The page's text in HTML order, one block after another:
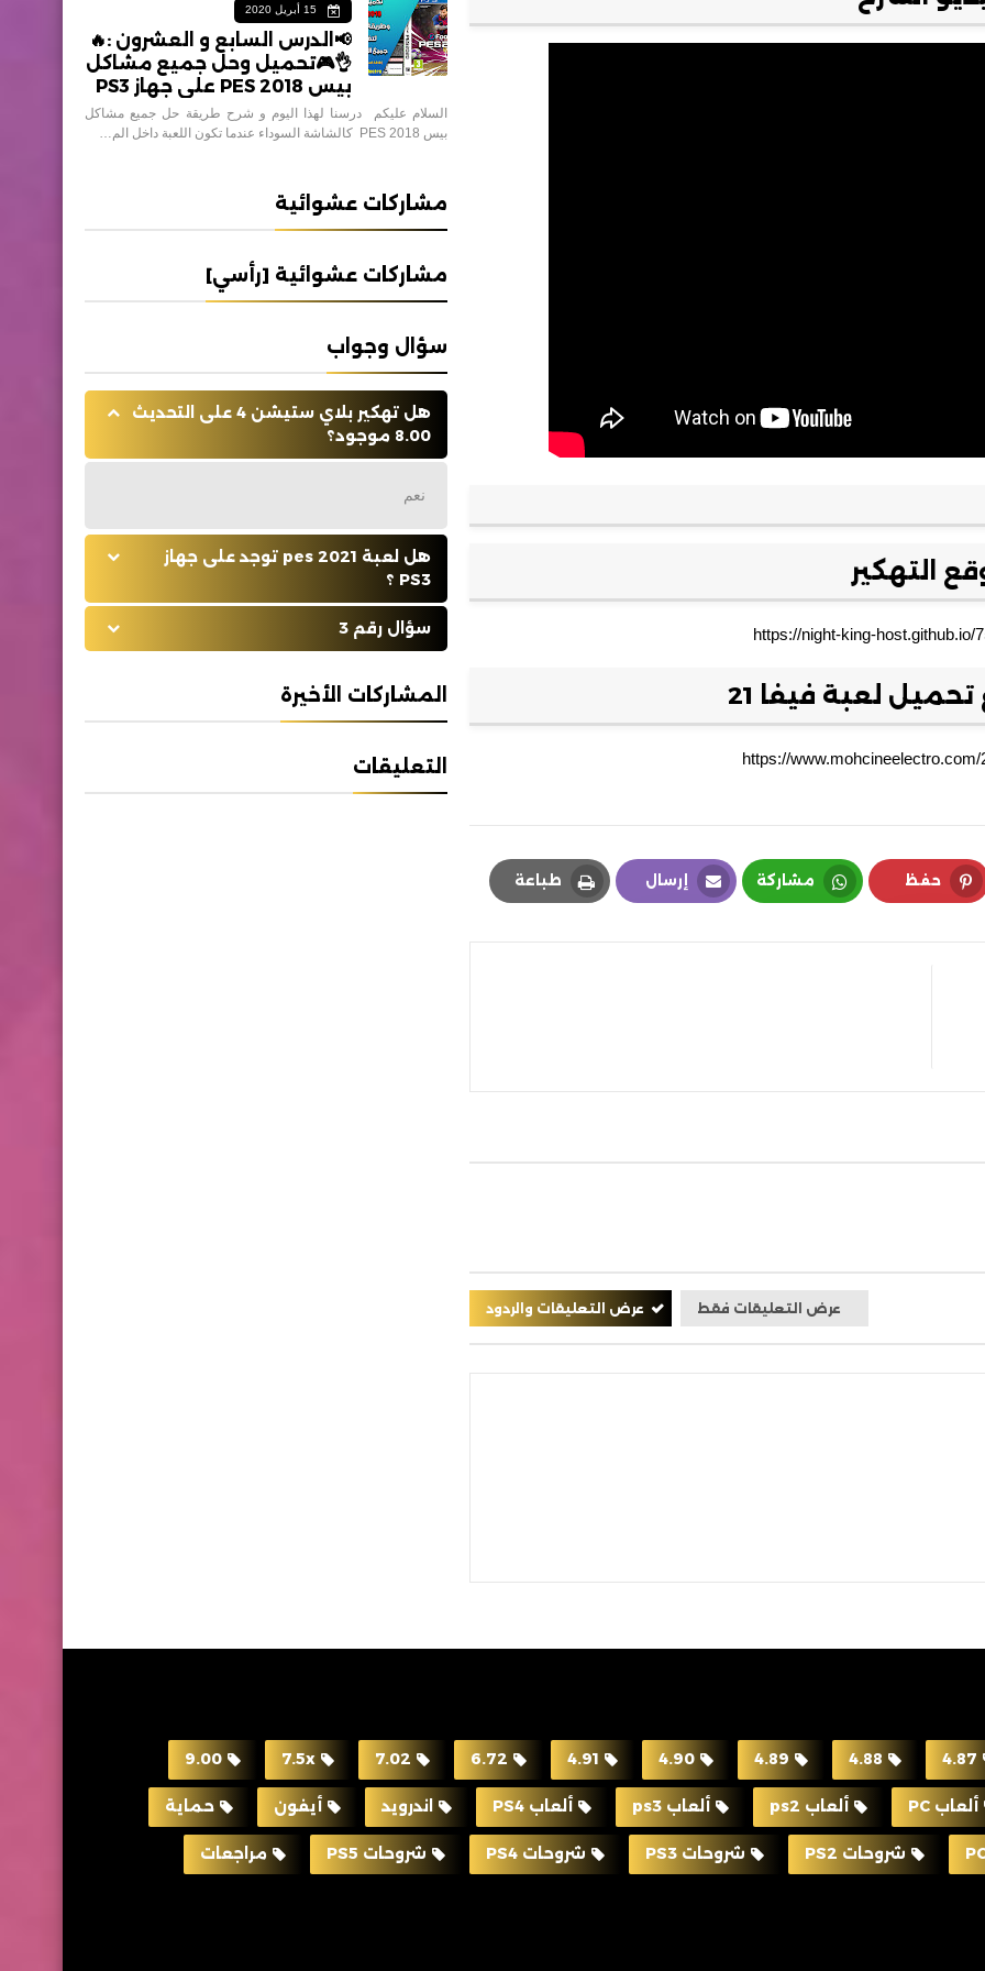
التهكير
https://night-king-host.github.io/
لعبة فيفا 21
https://www.mohcineelectro.com/
حفظ مشاركة إرسال طباعة
عرض التعليقات فقط عرض التعليقات والردود
15 أبريل 2020
📢الدرس السابع و العشرون :🔥
👌🎮تحميل وحل جميع مشاكل
بيس 2018 PES على جهاز PS3
السلام عليكم درسنا لهذا اليوم و شرح طريقة حل جميع مشاكل
بيس 2018 PES كالشاشة السوداء عندما تكون اللعبة داخل الم…
مشاركات عشوائية
مشاركات عشوائية [رأسي]
سؤال وجواب
هل تهكير بلاي ستيشن 4 على التحديث
8.00 موجود؟
نعم
هل لعبة pes 2021 توجد على جهاز
PS3 ؟
سؤال رقم 3
المشاركات الأخيرة
التعليقات
4.87
4.88
4.89
4.90
4.91
6.72
7.02
7.5x
9.00
ألعاب PC ألعاب ps2 ألعاب ps3 ألعاب PS4 اندرويد أيفون حماية
شروحات PS2 شروحات PS3 شروحات PS4 شروحات PS5 مراجعات